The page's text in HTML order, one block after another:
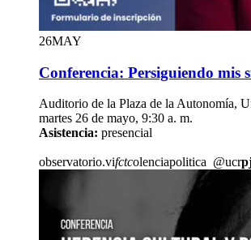
26MAY
Conferencia: Persiguiendo mis
Auditorio de la Plaza de la Autonomía,
martes 26 de mayo, 9:30 a. m.
Asistencia: presencial
observatorio.vifctcolenciapolitica @ucr